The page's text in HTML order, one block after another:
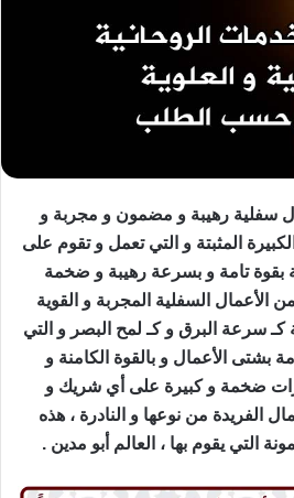
سفلية رهيبة و مضمون و مجربة و
المثبتة و التي تعمل و تقوم على
تامة و بسرعة رهيبة و ضخمة
الأعمال السفلية المجربة و القوية
سرعة البرق و كـ لمح البصر و التي
بشتى الأعمال و بالقوة الكامنة و
ضخمة و كبيرة على أي شريك و
من نوعها و النادرة ، هذه
التي يقوم بها ، العالم أبو مدين .